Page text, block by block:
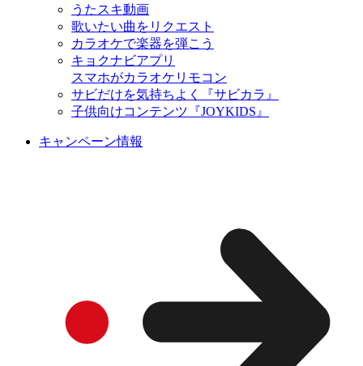
うたスキ動画
歌いたい曲をリクエスト
カラオケで楽器を弾こう
キョクナビアプリ
スマホがカラオケリモコン
サビだけを気持ちよく『サビカラ』
子供向けコンテンツ『JOYKIDS』
キャンペーン情報